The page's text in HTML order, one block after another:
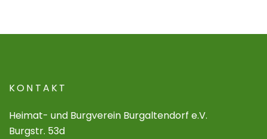
KONTAKT
Heimat- und Burgverein Burgaltendorf e.V.
Burgstr. 53d